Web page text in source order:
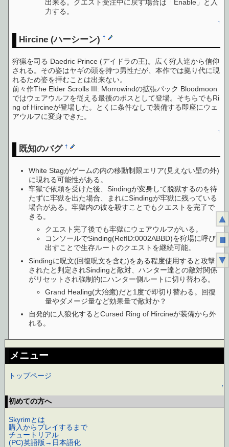
出来る。クエスト受注中に戻す場合は「Enable」と入
力する。
↑
Hircine (ハーシーン)†
狩猟を司る Daedric Prince (デイドラの王)。広く狩人達から信仰
される。その姿はヤギの頭を持つ男性だが、本作では拠り代に現
れるため姿を拝むことは出来ない。
前々作The Elder Scrolls III: Morrowindの拡張パック Bloodmoon
ではウェアウルフを従える最後のボスとして登場。そちらでもRi
ng of Hircineが登場した。とくに条件なしで装備する即座にウェ
アウルフに変身できた。
↑
既知のバグ†
White Stagがゲームの内の移動制限エリア(見えない壁の外)
に現れる可能性がある。
牢獄で依頼を受けた後、Sindingが変身して脱獄するのを待
たずに牢獄を出た場合、まれにSindingが牢獄に残っている
場合がある。牢獄内の彼を殺すことでもクエストを完了で
きる。
クエスト完了後でも牢獄にウェアウルフがいる。
コンソールでSinding(RefID:0002ABBD)を狩場に呼び
出すことで生存ルートのクエストを継続可能。
Sindingに呪文(回復呪文を含む)をある程度使用すると攻撃
されたと判定されSindingと敵対、ハンター達との敵対関係
がリセットされ強制的にハンター側ルートに切り替わる。
Grand Healing(大治癒)だと1度で即切り替わる。回復
量やダメージ量など効果量で敵対か？
自発的に人狼化するとCursed Ring of Hircineが装備から外
れる。
メニュー
トップページ
↑
初めての方へ
Skyrimとは
購入からプレイするまで
チュートリアル
(PC)英語版→日本語化
▲
■
▼